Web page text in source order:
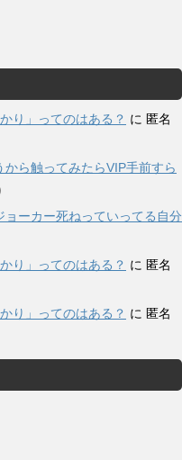
り」ってのはある？ に 匿名
から触ってみたらVIP手前すら
ョーカー死ねっていってる自分
り」ってのはある？ に 匿名
り」ってのはある？ に 匿名